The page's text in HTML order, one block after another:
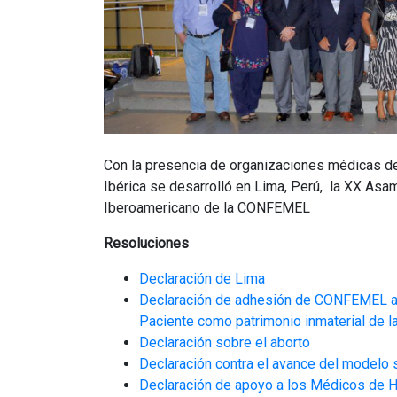
Con la presencia de organizaciones médicas
Ibérica se desarrolló en Lima, Perú, la XX
Iberoamericano de la CONFEMEL
Resoluciones
Declaración de Lima
Declaración de adhesión de
Paciente como patrimonio inmaterial de
Declaración sobre el aborto
Declaración contra el avance del modelo
Declaración de apoyo a los Médicos de